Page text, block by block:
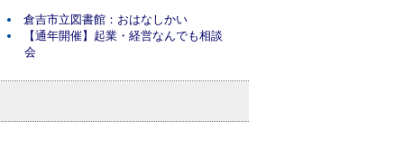
倉吉市立図書館：おはなしかい
【通年開催】起業・経営なんでも相談
会